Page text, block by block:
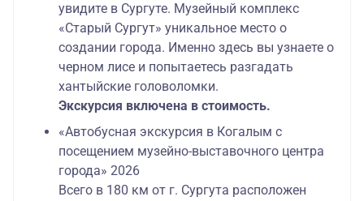
увидите в Сургуте. Музейный комплекс
«Старый Сургут» уникальное место о
создании города. Именно здесь вы узнаете о
черном лисе и попытаетесь разгадать
хантыйские головоломки.
Экскурсия включена в стоимость.
«Автобусная экскурсия в Когалым с
посещением музейно-выставочного центра
города» 2026
Всего в 180 км от г. Сургута расположен